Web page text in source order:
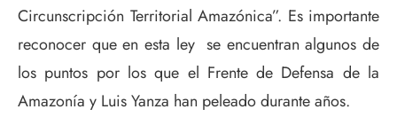
Circunscripción Territorial Amazónica”. Es importante
reconocer que en esta ley se encuentran algunos de
los puntos por los que el Frente de Defensa de la
Amazonía y Luis Yanza han peleado durante años.